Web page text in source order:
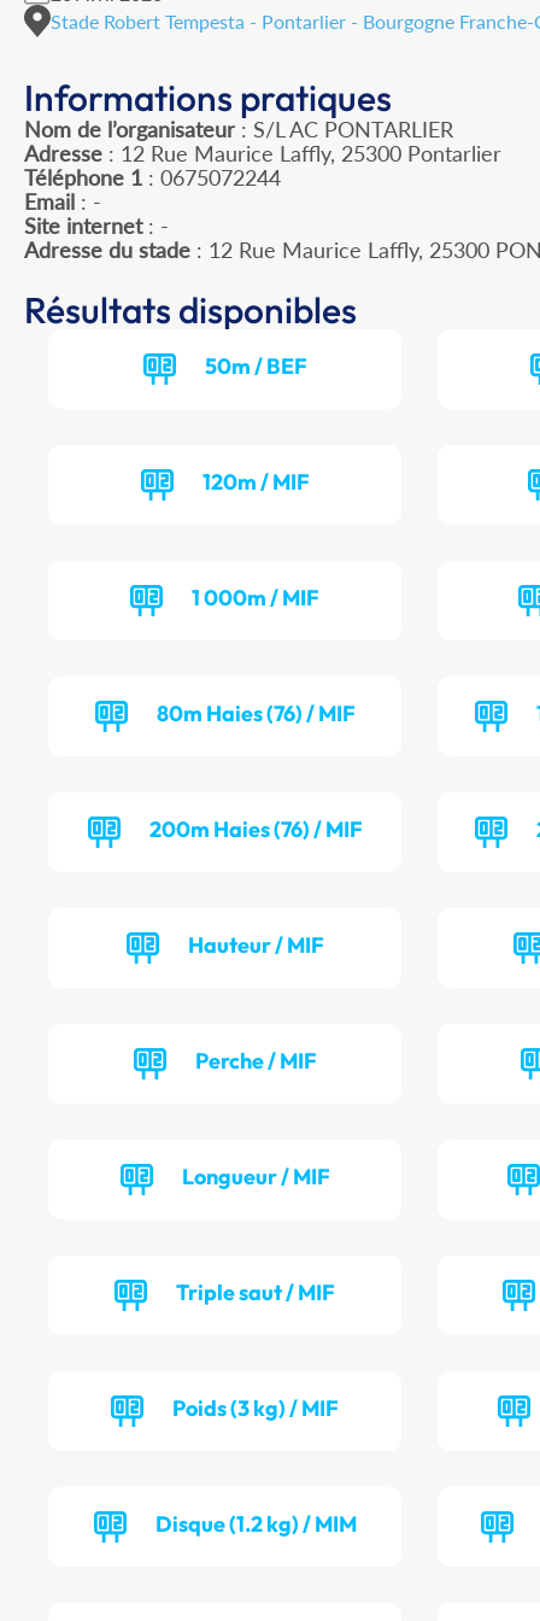
Stade Robert Tempesta - Pontarlier - Bourgogne
Informations pratiques
Nom de l’organisateur : S/L AC PONTARLIER
Adresse : 12 Rue Maurice Laffly, 25300 Pontarlier
Téléphone 1 : 0675072244
Email : -
Site internet: -
Adresse du stade : 12 Rue Maurice Laffly, 25300
Résultats disponibles
50m / BEF
120m / MIF
1 000m / MIF
80m Haies (76) / MIF
200m Haies (76) / MIF
Hauteur / MIF
Perche / MIF
Longueur / MIF
Triple saut / MIF
Poids (3 kg) / MIF
Disque (1.2 kg) / MIM